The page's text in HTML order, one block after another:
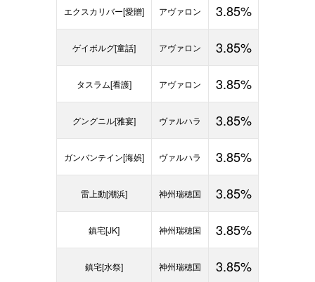
エクスカリバー[愛贈] アヴァロン 3.85%
ゲイボルグ[童話] アヴァロン 3.85%
タスラム[看護] アヴァロン 3.85%
グングニル[雅宴] ヴァルハラ 3.85%
ガンバンテイン[海娯] ヴァルハラ 3.85%
雷上動[潮浜] 神州瑞穂国 3.85%
鎮宅[JK] 神州瑞穂国 3.85%
鎮宅[水祭] 神州瑞穂国 3.85%